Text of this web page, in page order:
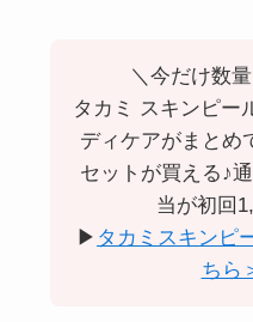
＼今だけ数
タカミ スキンピー
ディケアがまとめ
セットが買える♪
当が初回
▶︎ タカミスキンピ
ちら